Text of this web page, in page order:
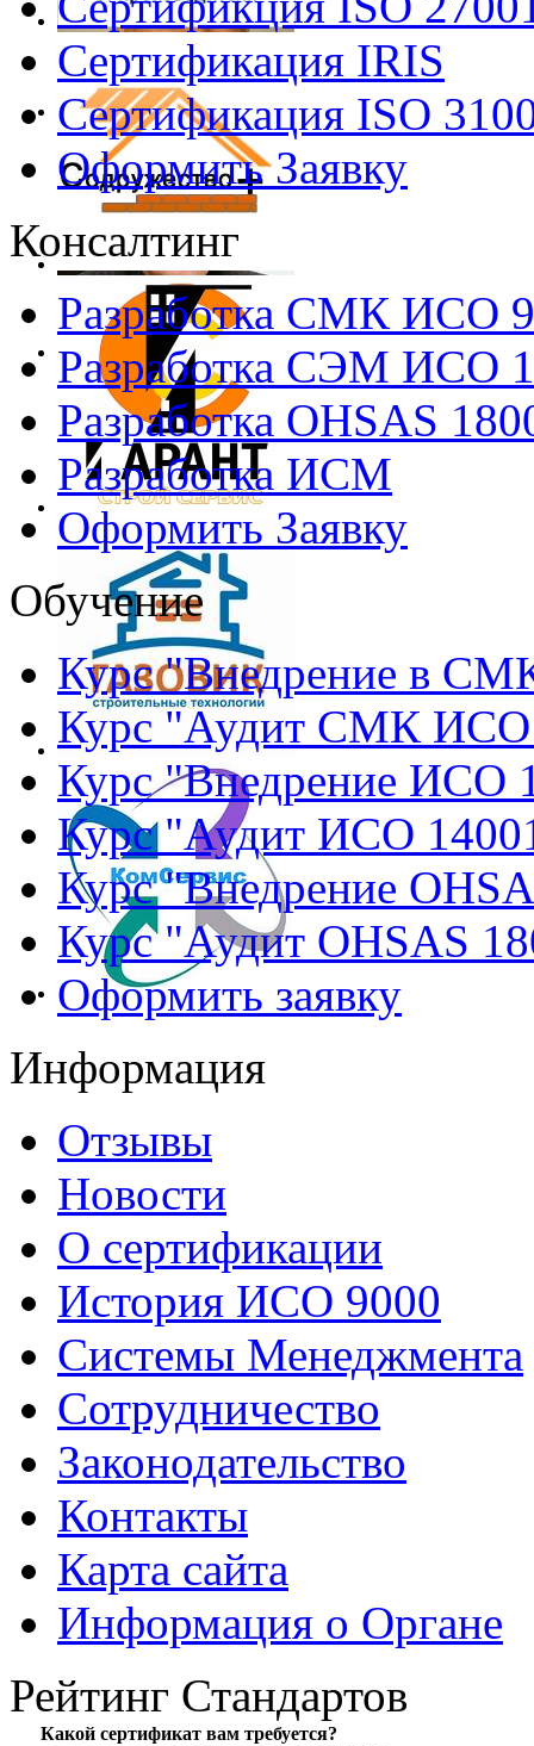
Сертификация IRIS
Сертификация ISO
Оформить Заявку
Консалтинг
Разработка СМК ИСО
Разработка СЭМ ИСО
Разработка OHSAS
Разработка ИСМ
Оформить Заявку
Обучение
Курс "Внедрение в
Курс "Аудит СМК ИСО
Курс "Внедрение ИСО
Курс "Аудит ИСО
Курс "Внедрение
Курс "Аудит OHSAS
Оформить заявку
Информация
Отзывы
Новости
О сертификации
История ИСО 9000
Системы Менеджмента
Сотрудничество
Законодательство
Контакты
Карта сайта
Информация о Органе
Рейтинг Стандартов
Какой сертификат вам требуется?